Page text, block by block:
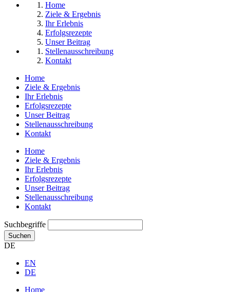
Home
Ziele & Ergebnis
Ihr Erlebnis
Erfolgsrezepte
Unser Beitrag
Stellenausschreibung
Kontakt
Home
Ziele & Ergebnis
Ihr Erlebnis
Erfolgsrezepte
Unser Beitrag
Stellenausschreibung
Kontakt
Home
Ziele & Ergebnis
Ihr Erlebnis
Erfolgsrezepte
Unser Beitrag
Stellenausschreibung
Kontakt
Suchbegriffe
Suchen
DE
EN
DE
Home